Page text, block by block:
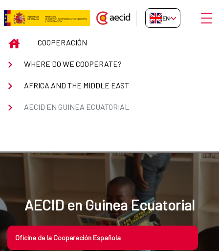
Skip to Main Content
AECID en Guinea Ecuatorial
EN-GB
INICIOCOOPERACIÓN
WHERE DO WE COOPERATE?
AFRICA AND THE MIDDLE EAST
AECID EN GUINEA ECUATORIAL
AECID en Guinea Ecuatorial
Oficina de la Cooperación Española